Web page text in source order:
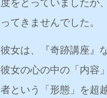
ってきませんでした。
彼女は、『奇跡講座』
彼女の心の中の「内容
者という「形態」を超